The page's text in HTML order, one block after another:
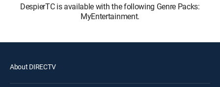
DespierTC is available with the following Genre Packs:
MyEntertainment.
About DIRECTV